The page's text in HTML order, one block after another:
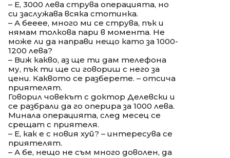
– Е, 3000 лева струва операцията, но
си заслужава всяка стотинка.
– А бееее, много ми се струва, пък и
нямам толкова пари в момента. Не
може ли да направи нещо като за 1000-
1200 лева?
– Виж какво, аз ще ти дам телефона
му, пък ти ще си говориш с него за
цени. Каквото се разберете. – отсича
приятелят.
Говорил човекът с доктор Делевски и
се разбрали да го оперира за 1000 лева.
Минала операцията, след месец се
срещат с приятеля.
– Е, как е с новия хуй? – интересува се
приятелят.
– А бе, нещо не съм много доволен, да